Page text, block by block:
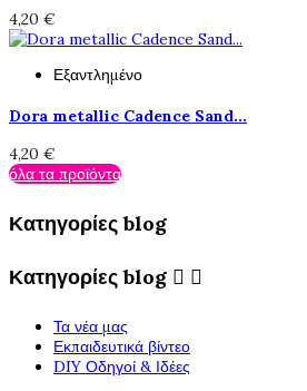
4,20 €
Εξαντλημένο
Dora metallic Cadence Sand...
4,20 €
όλα τα προϊόντα
Κατηγορίες blog
Κατηγορίες blog  
Τα νέα μας
Εκπαιδευτικά βίντεο
DIY Οδηγοί & Ιδέες